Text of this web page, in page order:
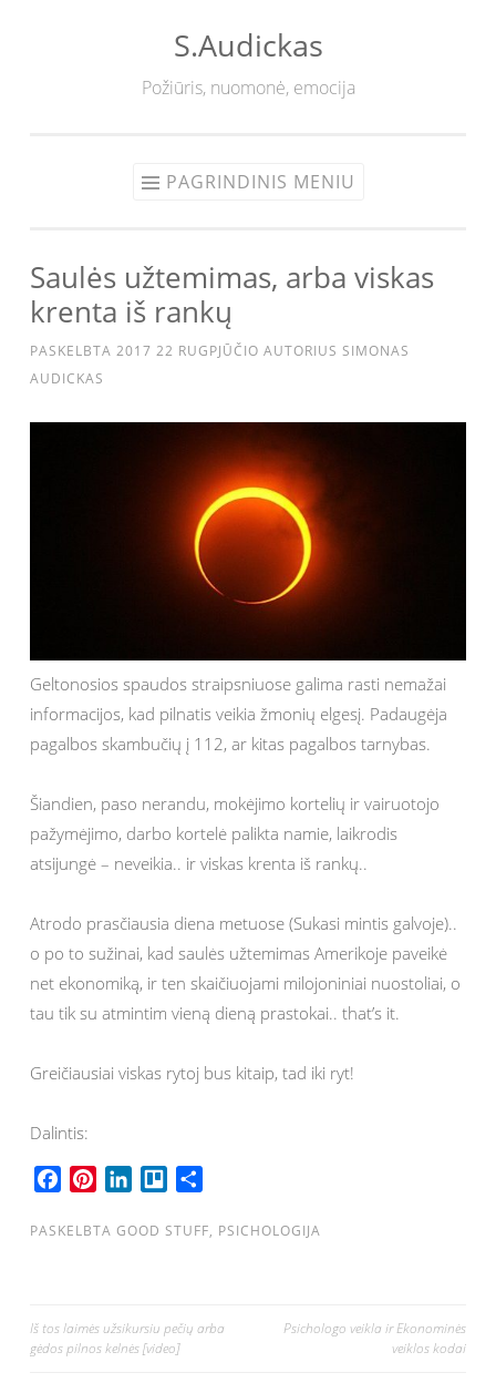
S.Audickas
Požiūris, nuomonė, emocija
PAGRINDINIS MENIU
Saulės užtemimas, arba viskas
krenta iš rankų
PASKELBTA 2017 22 RUGPJŪČIO AUTORIUS SIMONAS
AUDICKAS
Geltonosios spaudos straipsniuose galima rasti nemažai
informacijos, kad pilnatis veikia žmonių elgesį. Padaugėja
pagalbos skambučių į 112, ar kitas pagalbos tarnybas.
Šiandien, paso nerandu, mokėjimo kortelių ir vairuotojo
pažymėjimo, darbo kortelė palikta namie, laikrodis
atsijungė – neveikia.. ir viskas krenta iš rankų..
Atrodo prasčiausia diena metuose (Sukasi mintis galvoje)..
o po to sužinai, kad saulės užtemimas Amerikoje paveikė
net ekonomiką, ir ten skaičiuojami milojoniniai nuostoliai, o
tau tik su atmintim vieną dieną prastokai.. that’s it.
Greičiausiai viskas rytoj bus kitaip, tad iki ryt!
Dalintis:
c
o
n
e
n
I
e
a
PASKELBTA GOOD STUFF, PSICHOLOGIJA
Navigacija
tarp
Iš tos laimės užsikursiu pečių arba
gėdos pilnos kelnės [video]
Psichologo veikla ir Ekonominės
veiklos kodai